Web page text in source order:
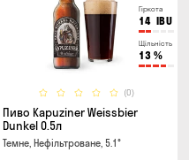
Гіркота
14 IBU
Щільність
13 %
(0)
Пиво Kapuziner Weissbier
Dunkel 0.5л
Темне, Нефільтроване, 5.1°